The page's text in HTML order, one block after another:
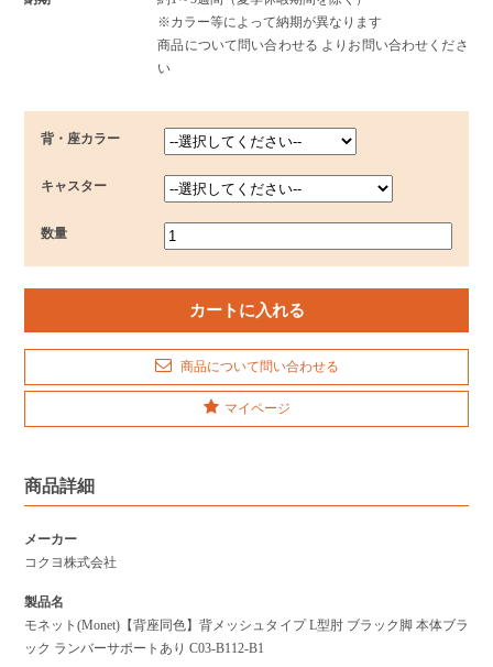
※カラー等によって納期が異なります
商品について問い合わせる よりお問い合わせくださ
い
背・座カラー
キャスター
数量
商品について問い合わせる
マイページ
商品詳細
メーカー
コクヨ株式会社
製品名
モネット(Monet)【背座同色】背メッシュタイプ L型肘 ブラック脚 本体ブラ
ック ランバーサポートあり C03-B112-B1